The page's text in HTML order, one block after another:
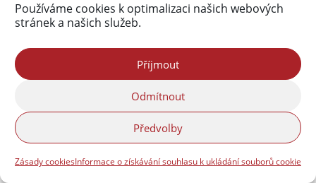
Používáme cookies k optimalizaci našich webových
stránek a našich služeb.
Příjmout
Odmítnout
Předvolby
Zásady cookiesInformace o získávání souhlasu k ukládání souborů cookie
Akismetzablokoval